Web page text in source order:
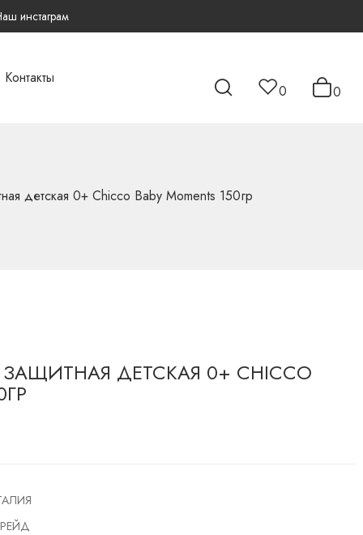
инстаграм
Контакты
0 0
детская 0+ Chicco Baby Moments 150гр
ДЕТСКАЯ 0+ CHICCO